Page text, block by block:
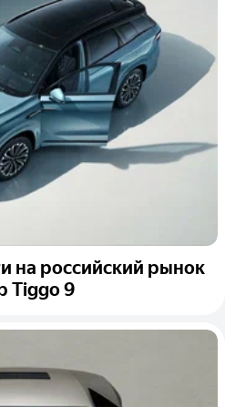
на российский рынок
Tiggo 9